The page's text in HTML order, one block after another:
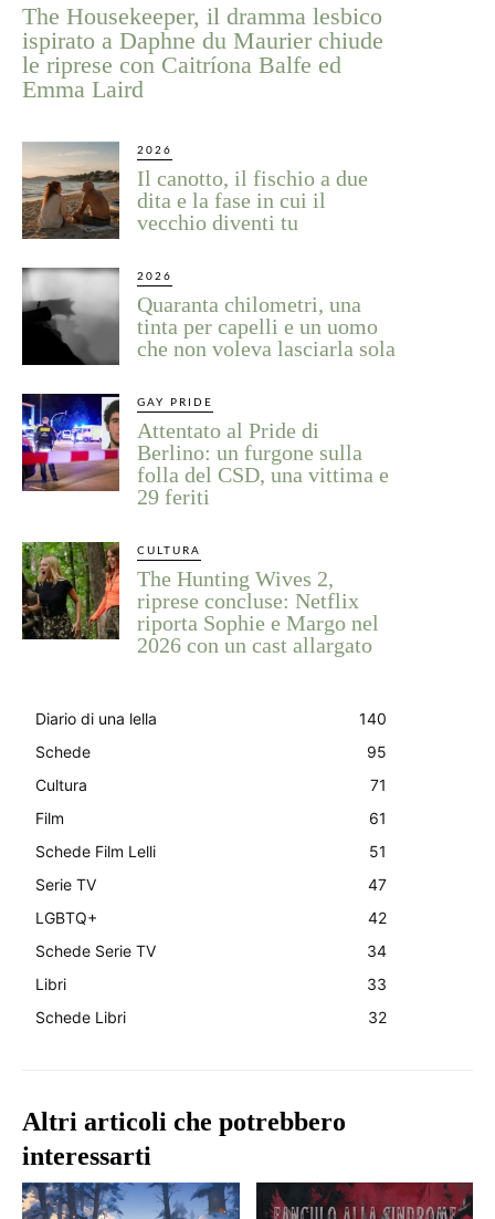
The Housekeeper, il dramma lesbico
ispirato a Daphne du Maurier chiude
le riprese con Caitríona Balfe ed
Emma Laird
2026
Il canotto, il fischio a due
dita e la fase in cui il
vecchio diventi tu
2026
Quaranta chilometri, una
tinta per capelli e un uomo
che non voleva lasciarla sola
GAY PRIDE
Attentato al Pride di
Berlino: un furgone sulla
folla del CSD, una vittima e
29 feriti
CULTURA
The Hunting Wives 2,
riprese concluse: Netflix
riporta Sophie e Margo nel
2026 con un cast allargato
Diario di una lella
140
Schede
95
Cultura
71
Film
61
Schede Film Lelli
51
Serie TV
47
LGBTQ+
42
Schede Serie TV
34
Libri
33
Schede Libri
32
Altri articoli che potrebbero
interessarti